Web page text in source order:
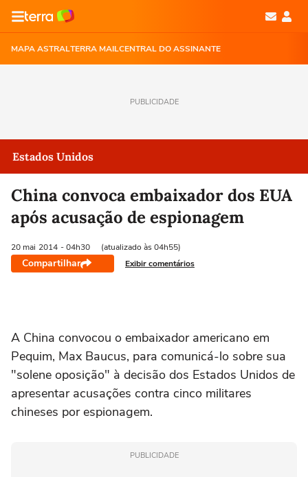
MAPA ASTRALTERRA MAILCENTRAL DO ASSINANTE
PUBLICIDADE
Estados Unidos
China convoca embaixador dos EUA
após acusação de espionagem
20 mai 2014 - 04h30 (atualizado às 04h55)
Compartilhar Exibir comentários
A China convocou o embaixador americano em
Pequim, Max Baucus, para comunicá-lo sobre sua
"solene oposição" à decisão dos Estados Unidos de
apresentar acusações contra cinco militares
chineses por espionagem.
PUBLICIDADE